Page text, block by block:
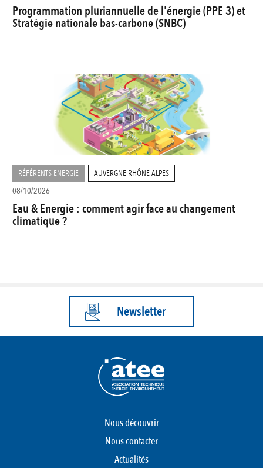
Programmation pluriannuelle de l'énergie (PPE 3) et
Stratégie nationale bas-carbone (SNBC)
RÉFÉRENTS ENERGIE
AUVERGNE-RHÔNE-ALPES
08/10/2026
Eau & Energie : comment agir face au changement
climatique ?
Newsletter
Nous découvrir
Nous contacter
Actualités